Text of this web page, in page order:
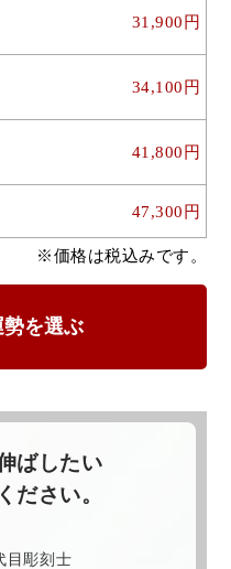
31,900円
34,100円
41,800円
47,300円
※価格は税込みです。
ばしたい
ださい。
目彫刻士